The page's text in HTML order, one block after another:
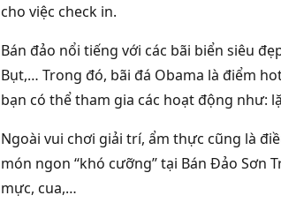
cho việc check in.
Bán đảo nổi tiếng với các bãi biển siêu
Bụt,… Trong đó, bãi đá Obama là điểm
bạn có thể tham gia các hoạt động như:
Ngoài vui chơi giải trí, ẩm thực cũng là
món ngon ‘‘khó cưỡng’’ tại Bán Đảo
mực, cua,…